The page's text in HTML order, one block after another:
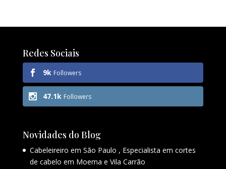
Redes Sociais
9k Followers
47.1k Followers
Novidades do Blog
Cabeleireiro em São Paulo , Especialista em cortes
de cabelo em Moema e Vila Carrão